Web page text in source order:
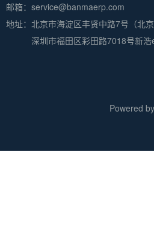
邮箱：service@banmaerp.com
地址： 北京市海淀区丰贤中路7号（北
深圳市福田区彩田路7018号新浩
Powered